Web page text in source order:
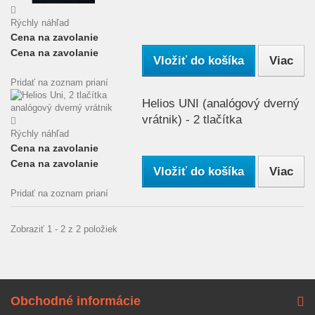
Rýchly náhľad
Cena na zavolanie
Cena na zavolanie
Vložiť do košíka Viac
Pridať na zoznam prianí
Rýchly náhľad
Cena na zavolanie
Helios UNI (analógový dverný
vrátnik) - 2 tlačítka
Cena na zavolanie
Vložiť do košíka Viac
Pridať na zoznam prianí
Zobraziť 1 - 2 z 2 položiek
Obchodné informácie